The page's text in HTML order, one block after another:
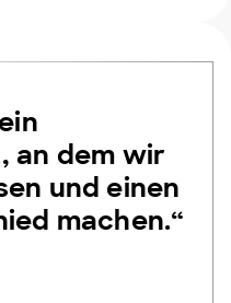
an dem wir
und einen
machen.“